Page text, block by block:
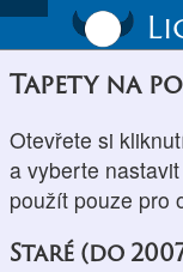
Tapety na
Otevřete si
a vyberte
použít pouze pro
Staré (do